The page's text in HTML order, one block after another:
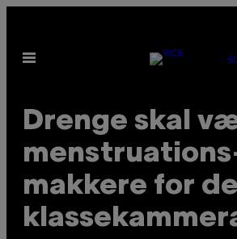
indhold
Åbn
Drenge skal
makkere for